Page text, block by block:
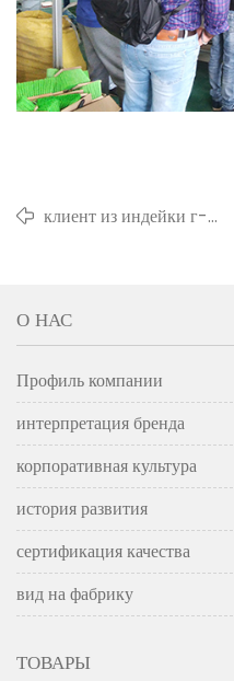
клиент из индейки г-н.
О НАС
Профиль компании
интерпретация бренда
корпоративная культура
история развития
сертификация качества
вид на фабрику
ТОВАРЫ